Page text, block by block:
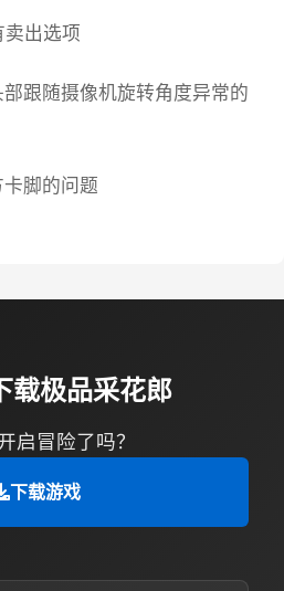
出选项
跟随摄像机旋转角度异常的
脚的问题
载极品采花郎
启冒险了吗？
下载游戏